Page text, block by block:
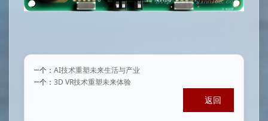
上一个： AI技术重塑未来生活与产业
下一个： 3D VR技术重塑未来体验
返回